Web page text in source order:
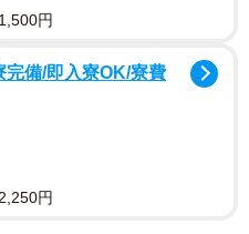
う「
中
円
完備/即入寮OK/寮費
円